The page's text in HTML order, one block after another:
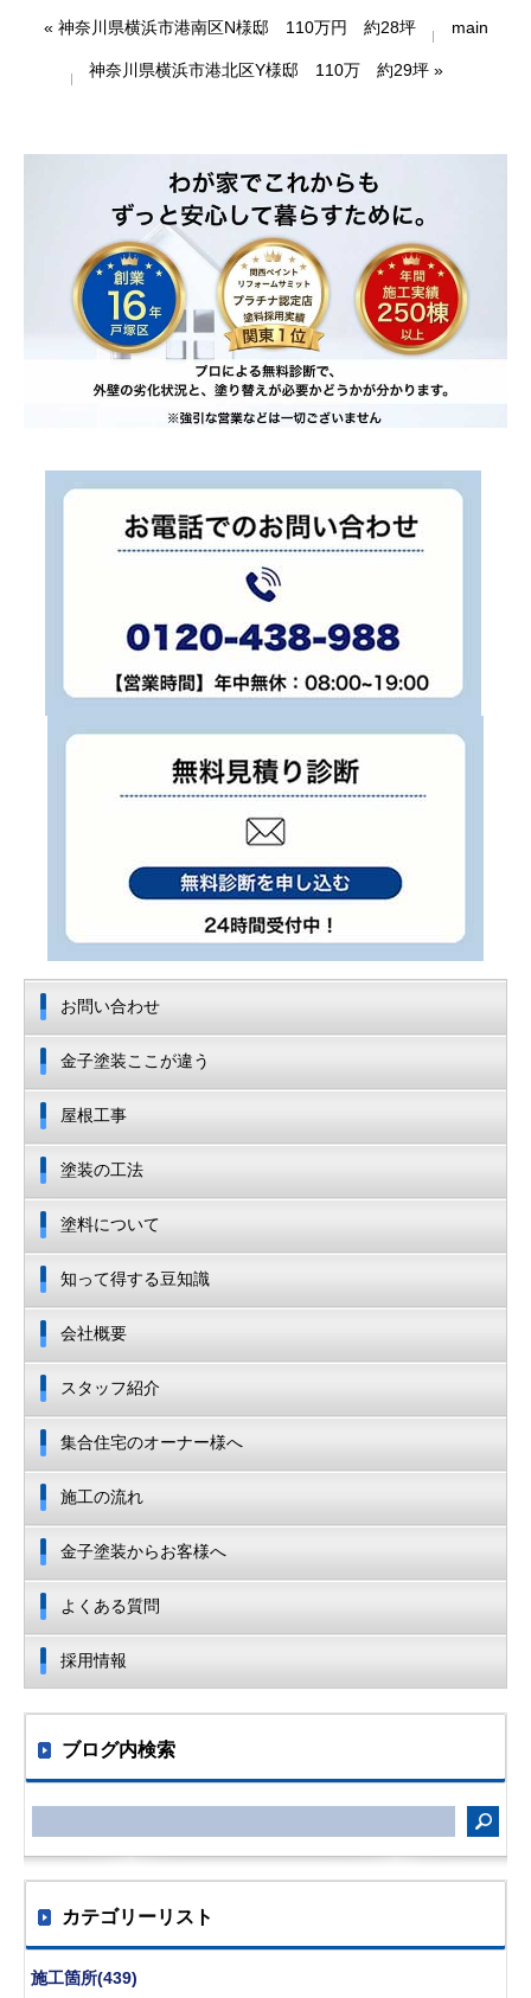
« 神奈川県横浜市港南区N様邸 110万円 約28坪 main
神奈川県横浜市港北区Y様邸 110万 約29坪»
お問い合わせ
金子塗装ここが違う
屋根工事
塗装の工法
塗料について
知って得する豆知識
会社概要
スタッフ紹介
集合住宅のオーナー様へ
施工の流れ
金子塗装からお客様へ
よくある質問
採用情報
ブログ内検索
カテゴリーリスト
施工箇所(439)